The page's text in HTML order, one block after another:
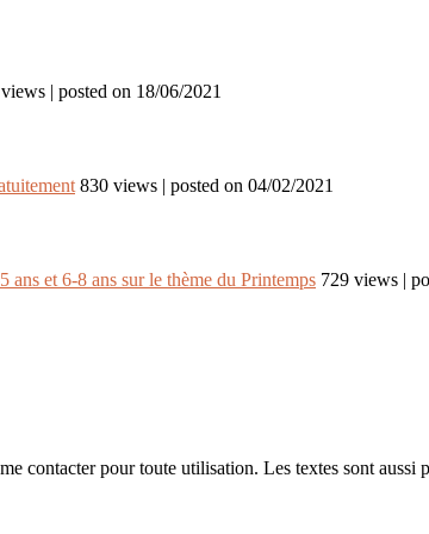
| posted on 18/06/2021
830 views | posted on 04/02/2021
ans et 6-8 ans sur le thème du Printemps 729 views |
contacter pour toute utilisation. Les textes sont aussi